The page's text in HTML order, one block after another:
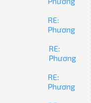
RE:
Phương
RE:
Phương
RE:
Phương